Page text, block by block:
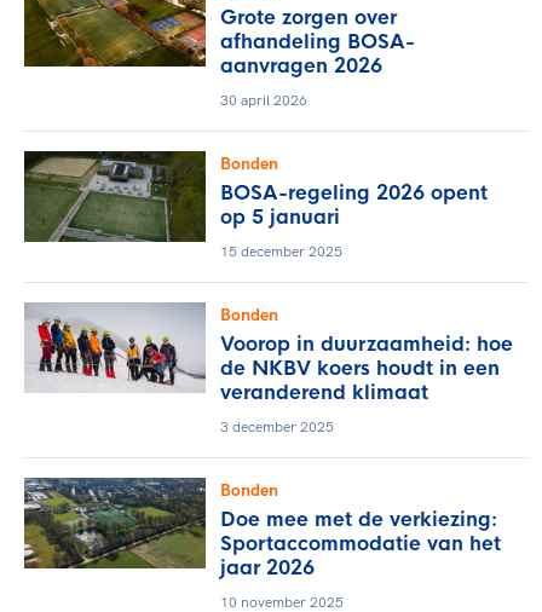
Grote zorgen over
afhandeling BOSA-
aanvragen 2026
30 april 2026
Bonden
BOSA-regeling 2026 opent
op 5 januari
15 december 2025
Bonden
Voorop in duurzaamheid: hoe
de NKBV koers houdt in een
veranderend klimaat
3 december 2025
Bonden
Doe mee met de verkiezing:
Sportaccommodatie van het
jaar 2026
10 november 2025